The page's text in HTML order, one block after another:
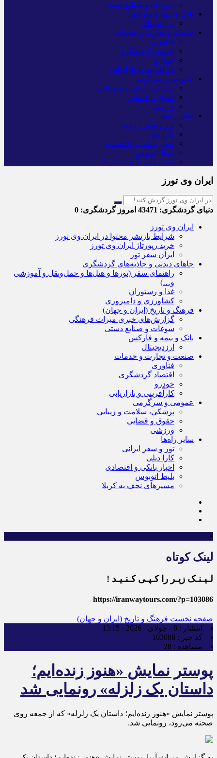
سوغات و صنایع دستی
بانک و بیمه و فارکس
ارزدیجیتال
صنعت و تجارت و خدمات
فناوری
اقتصاد گردشگری
خودرو
کارآفرینی و بازاریابی
عمومی و سرگرمی
پزشکی، سلامت و زیبایی
حقوق و قضایی
ورزشی
سایر راه‌ها
تور و سفر ایرانی
کارا دیلی
اخبار بانکی و اقتصادی
بلیط اتوبوس
مسیرهای نجف به کربلا
ایران وی تورز
دنیای گردشگری: امروز گردشگری:
ایران وی تورز
شرایط بازنشر محتوا در ایران وی تورز
خرید رپورتاژ ایران وی تورز
ایران سفر تور
جاهای دیدنی و جاذبه‌های گردشگری
راهنمای سفر (تورها و هتل‌ها و حمل‌و‌نقل و آموزشی
و…)
غذا و رستوران
کشاورزی و دامپروری
فرهنگ و تاریخ (ایران و جهان)
گزارش‌های خبری میراث فرهنگی
سوغات و صنایع دستی
بانک و بیمه و فارکس
ارزدیجیتال
صنعت و تجارت و خدمات
فناوری
اقتصاد گردشگری
خودرو
کارآفرینی و بازاریابی
عمومی و سرگرمی
پزشکی، سلامت و زیبایی
حقوق و قضایی
ورزشی
سایر راه‌ها
تور و سفر ایرانی
کارا دیلی
اخبار بانکی و اقتصادی
بلیط اتوبوس
مسیرهای نجف به کربلا
×
لینک کوتاه
لـیـنـک زیـر را کـپـی کـنـیـد !
https://iranwaytours.com/?p=103086
صفحه نخست فرهنگ و تاریخ (ایران و جهان)
انتشار : 8 - جولای - 2026 - 13:15
کد خبر : 103086
مشاهده : 28
پوستر نمایش «هنوز زنده‌ایم؛
داستان یک زلزله» رونمایی شد
پوستر نمایش «هنوز زنده‌ایم؛ داستان یک زلزله» که از جمعه روی
صحنه می‌رود، رونمایی شد.